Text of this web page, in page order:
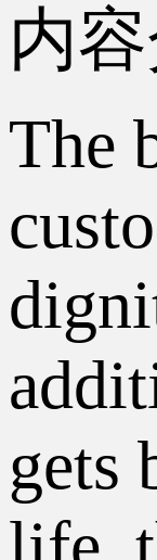
内
The
gets